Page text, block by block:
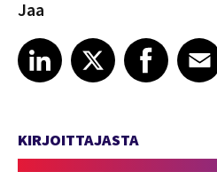
Jaa
Share article on LinkedIn
LinkedIn
Share article on XShare article on Facebook
Facebook
Share
KIRJOITTAJASTA